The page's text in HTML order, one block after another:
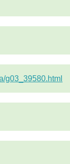
g03_39580.html